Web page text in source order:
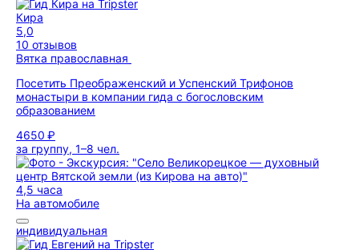
Кира
5,0
10 отзывов
Вятка православная
Посетить Преображенский и Успенский Трифонов
монастыри в компании гида с богословским
образованием
4650 ₽
за группу, 1–8 чел.
4,5 часа
На автомобиле
индивидуальная